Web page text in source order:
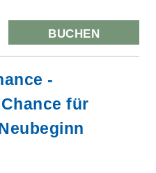
BUCHEN
-
für